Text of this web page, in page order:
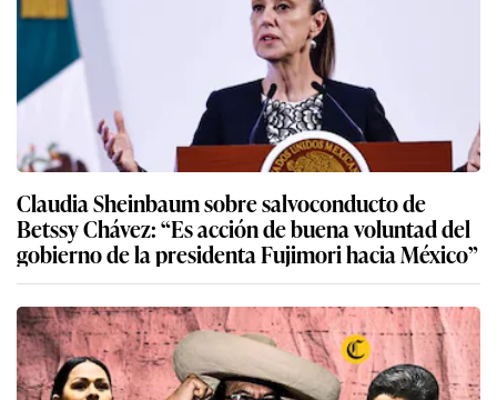
Claudia Sheinbaum sobre salvoconducto de
Betssy Chávez: “Es acción de buena voluntad del
gobierno de la presidenta Fujimori hacia México”